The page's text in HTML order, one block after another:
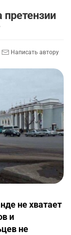
Написать автору
не хватает
и
не